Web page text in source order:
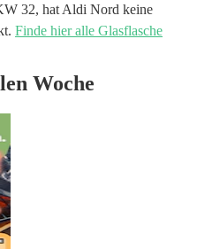
32, hat Aldi Nord keine
Finde hier alle Glasflasche
Woche